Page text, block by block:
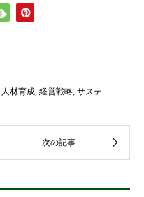
人材育成, 経営戦略, サステ